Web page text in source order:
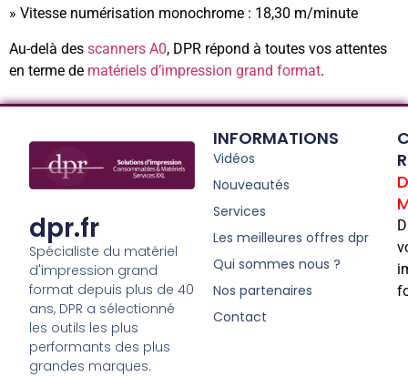
» Vitesse numérisation monochrome : 18,30 m/minute
Au-delà des scanners A0, DPR répond à toutes vos attentes
en terme de matériels d’impression grand format.
dpr.fr
Spécialiste du matériel
d'impression grand
format depuis plus de 40
ans, DPR a sélectionné
les outils les plus
performants des plus
grandes marques.
INFORMATIONS
Vidéos
Nouveautés
Services
Les meilleures offres dpr
Qui sommes nous ?
Nos partenaires
Contact